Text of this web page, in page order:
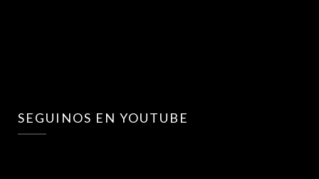
SEGUINOS EN YOUTUBE